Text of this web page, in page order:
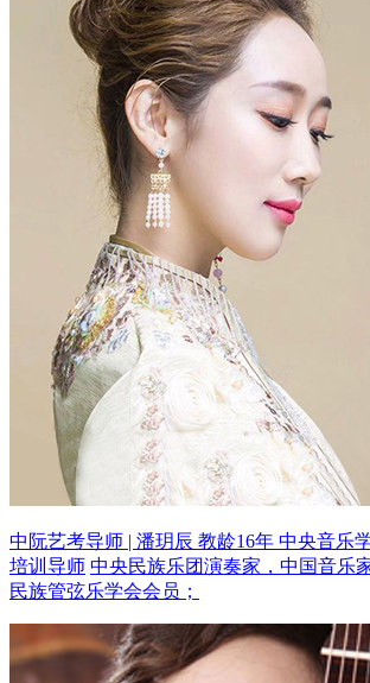
中阮艺考导师 | 潘玥辰 教龄16年 中央音乐
培训导师 中央民族乐团演奏家，中国音乐
民族管弦乐学会会员；